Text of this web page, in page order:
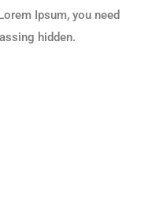
Ipsum, you need
hidden.